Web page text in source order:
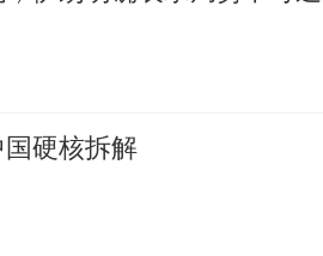
硬核拆解